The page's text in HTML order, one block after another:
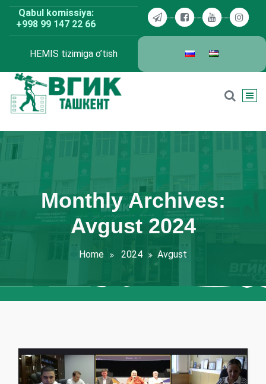
Skip
content
Qabul komissiya:
+998 99 147 22 66
HEMIS tizimiga o’tish
Monthly Archives:
Avgust 2024
Home 2024 Avgust